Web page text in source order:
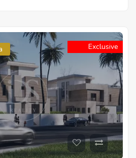
Exclusive